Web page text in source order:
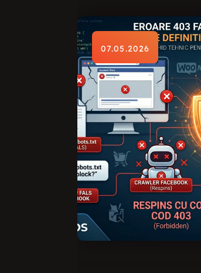
07.05.2026